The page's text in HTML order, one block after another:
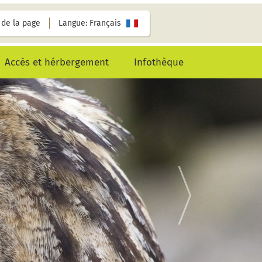
la page Langue: Français
Accès et hérbergement Infothèque